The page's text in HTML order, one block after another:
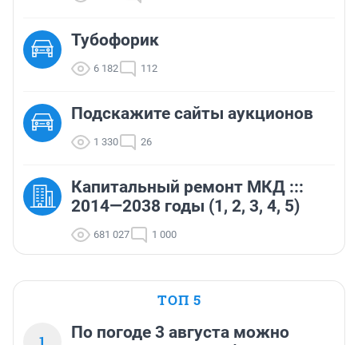
Тубофорик
6 182 112
Подскажите сайты аукционов
1 330 26
Капитальный ремонт МКД :::
2014—2038 годы (1, 2, 3, 4, 5)
681 027 1 000
ТОП 5
По погоде 3 августа можно